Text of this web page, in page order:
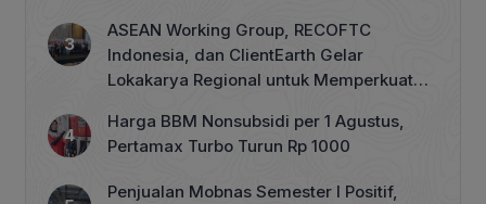
ASEAN Working Group, RECOFTC
Indonesia, dan ClientEarth Gelar
Lokakarya Regional untuk Memperkuat
Harga BBM Nonsubsidi per 1 Agustus,
Pertamax Turbo Turun Rp 1000
Penjualan Mobnas Semester I Positif,